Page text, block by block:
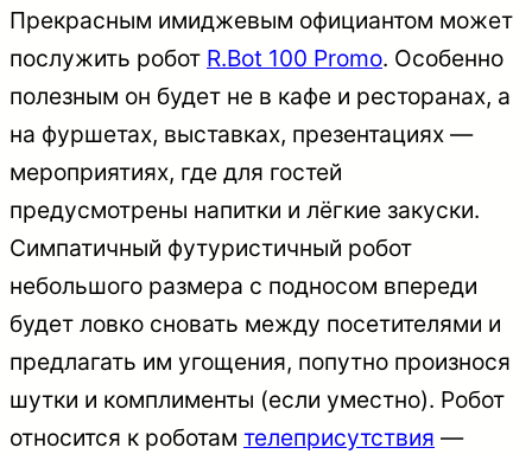
Прекрасным имиджевым официантом может
послужить робот R.Bot 100 Promo. Особенно
полезным он будет не в кафе и ресторанах, а
на фуршетах, выставках, презентациях —
мероприятиях, где для гостей
предусмотрены напитки и лёгкие закуски.
Симпатичный футуристичный робот
небольшого размера с подносом впереди
будет ловко сновать между посетителями и
предлагать им угощения, попутно произнося
шутки и комплименты (если уместно). Робот
относится к роботам телеприсутствия —